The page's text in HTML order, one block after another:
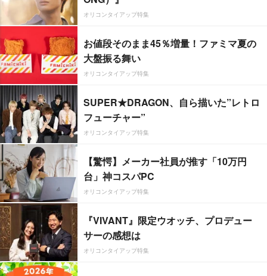
オリコンタイアップ特集
お値段そのまま45％増量！ファミマ夏の
大盤振る舞い
オリコンタイアップ特集
SUPER★DRAGON、自ら描いた”レトロ
フューチャー”
オリコンタイアップ特集
【驚愕】メーカー社員が推す「10万円
台」神コスパPC
オリコンタイアップ特集
『VIVANT』限定ウオッチ、プロデュー
サーの感想は
オリコンタイアップ特集